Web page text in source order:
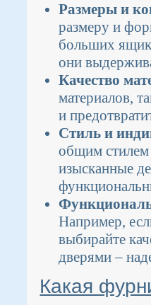
Размеры и
размеру и
больших
они
Качество
материалов,
и
Стиль и
общим стилем
изысканные
Например,
выбирайте
дверями –
Какая